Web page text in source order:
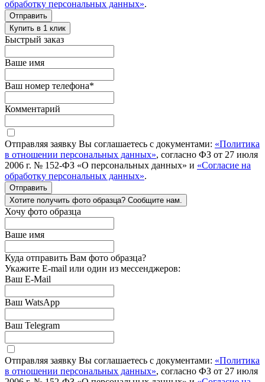
обработку персональных данных».
Отправить
Купить в 1 клик
Быстрый заказ
Ваше имя
Ваш номер телефона*
Комментарий
Отправляя заявку Вы соглашаетесь с документами: «Политика
в отношении персональных данных», согласно ФЗ от 27 июля
2006 г. № 152-ФЗ «О персональных данных» и «Согласие на
обработку персональных данных».
Отправить
Хотите получить фото образца? Сообщите нам.
Хочу фото образца
Ваше имя
Куда отправить Вам фото образца?
Укажите E-mail или один из мессенджеров:
Ваш E-Mail
Ваш WatsApp
Ваш Telegram
Отправляя заявку Вы соглашаетесь с документами: «Политика
в отношении персональных данных», согласно ФЗ от 27 июля